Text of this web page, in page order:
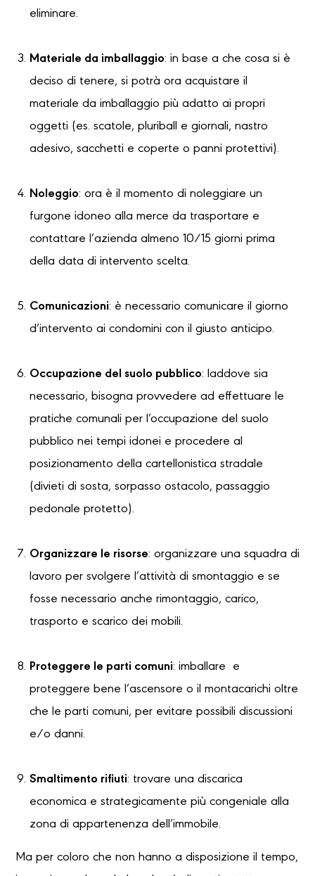
eliminare.
Materiale da imballaggio: in base a che cosa si è
deciso di tenere, si potrà ora acquistare il
materiale da imballaggio più adatto ai propri
oggetti (es. scatole, pluriball e giornali, nastro
adesivo, sacchetti e coperte o panni protettivi).
Noleggio: ora è il momento di noleggiare un
furgone idoneo alla merce da trasportare e
contattare l’azienda almeno 10/15 giorni prima
della data di intervento scelta.
Comunicazioni: è necessario comunicare il giorno
d’intervento ai condomini con il giusto anticipo.
Occupazione del suolo pubblico: laddove sia
necessario, bisogna provvedere ad effettuare le
pratiche comunali per l’occupazione del suolo
pubblico nei tempi idonei e procedere al
posizionamento della cartellonistica stradale
(divieti di sosta, sorpasso ostacolo, passaggio
pedonale protetto).
Organizzare le risorse: organizzare una squadra di
lavoro per svolgere l’attività di smontaggio e se
fosse necessario anche rimontaggio, carico,
trasporto e scarico dei mobili.
Proteggere le parti comuni: imballare e
proteggere bene l’ascensore o il montacarichi oltre
che le parti comuni, per evitare possibili discussioni
e/o danni.
Smaltimento rifiuti: trovare una discarica
economica e strategicamente più congeniale alla
zona di appartenenza dell’immobile.
Ma per coloro che non hanno a disposizione il tempo,